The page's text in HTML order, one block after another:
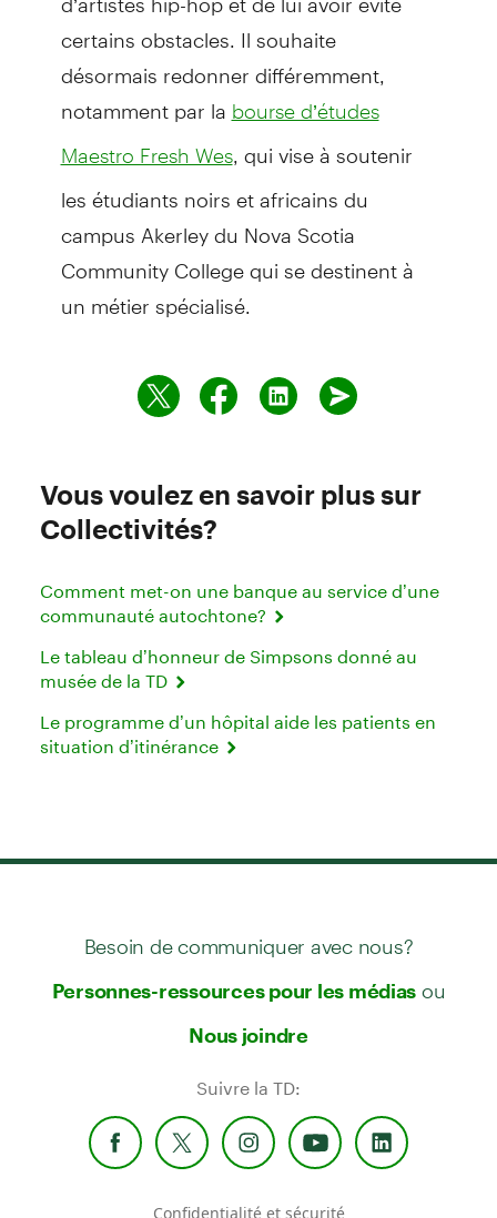
certains obstacles. Il souhaite
désormais redonner différemment,
notamment par la bourse d’études
Maestro Fresh Wes, qui vise à soutenir
les étudiants noirs et africains du
campus Akerley du Nova Scotia
Community College qui se destinent à
un métier spécialisé.
Vous voulez en savoir plus sur
Collectivités?
Comment met-on une banque au service d’une
communauté autochtone?
Le tableau d’honneur de Simpsons donné au
musée de la TD
Le programme d’un hôpital aide les patients en
situation d’itinérance
Besoin de communiquer avec nous?
Personnes-ressources pour les médias ou
Nous joindre
Suivre la TD:
Confidentialité et sécurité